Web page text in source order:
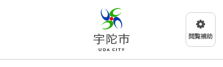
メニューを飛ばして本文へ